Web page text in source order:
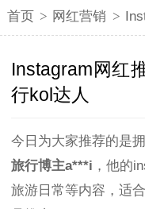
首页 > 网红营销 >
Instagram网红
行kol达人
今日为大家推荐的是
旅行博主a***i ，他的
旅游日常等内容，适